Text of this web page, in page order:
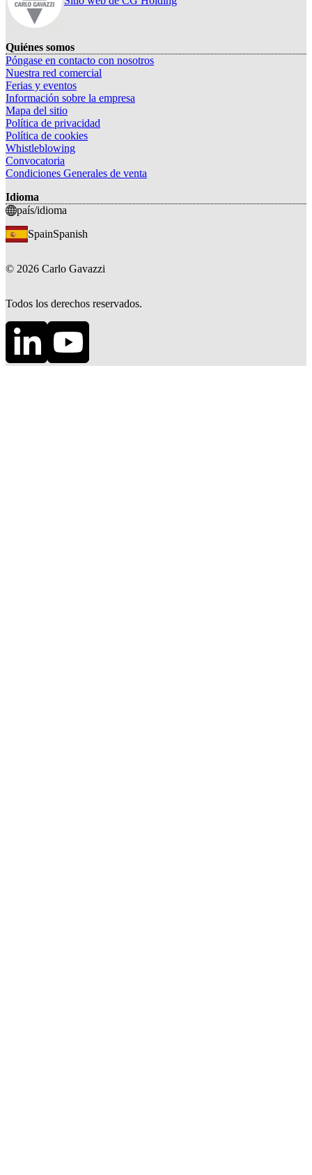
Quiénes somos
Póngase en contacto con nosotros
Nuestra red comercial
Ferias y eventos
Información sobre la empresa
Mapa del sitio
Política de privacidad
Política de cookies
Whistleblowing
Convocatoria
Condiciones Generales de venta
Idioma
país/idioma
SpainSpanish
© 2026 Carlo Gavazzi
Todos los derechos reservados.